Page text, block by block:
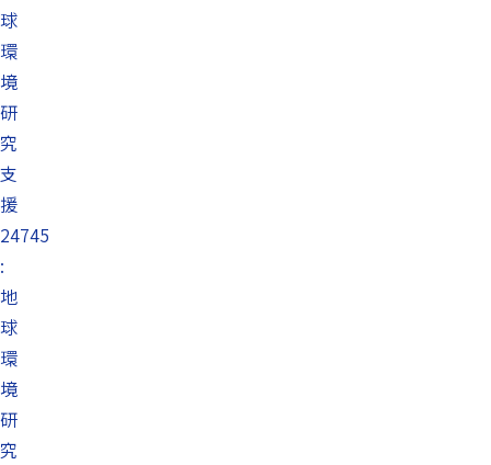
球
環
境
研
究
支
援
24745
:
地
球
環
境
研
究